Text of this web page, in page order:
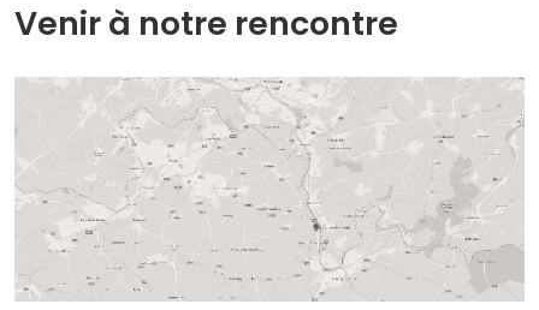
Venir à notre rencontre